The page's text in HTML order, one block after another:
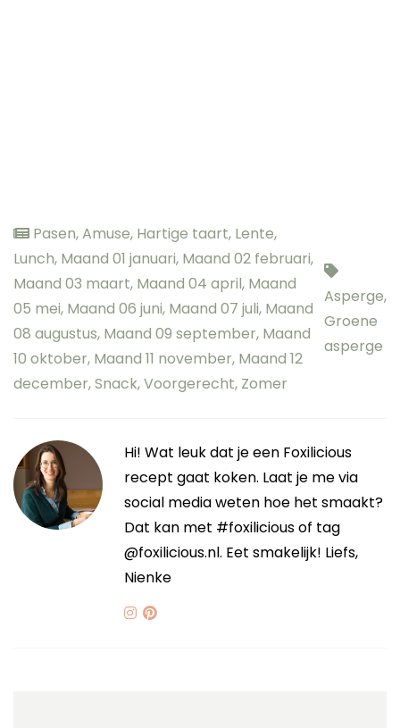
Pasen,Amuse, Hartige taart, Lente,
Lunch, Maand 01 januari, Maand 02 februari,
Maand 03 maart, Maand 04 april, Maand
05 mei, Maand 06 juni, Maand 07 juli, Maand
08 augustus, Maand 09 september, Maand
10 oktober, Maand 11 november, Maand 12
december,Snack,Voorgerecht, Zomer
Asperge,
Groene
asperge
Hi! Wat leuk dat je een Foxilicious
recept gaat koken. Laat je me via
social media weten hoe het smaakt?
Dat kan met #foxilicious of tag
@foxilicious.nl. Eet smakelijk! Liefs,
Nienke